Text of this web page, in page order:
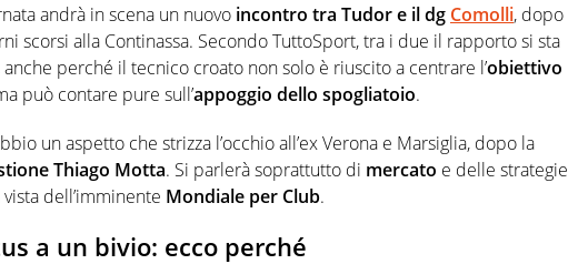
andrà in scena un nuovo incontro tra Tudor e il dg Comolli, dopo
scorsi alla Continassa. Secondo TuttoSport, tra i due il rapporto si sta
perché il tecnico croato non solo è riuscito a centrare l’obiettivo
può contare pure sull’appoggio dello spogliatoio.
un aspetto che strizza l’occhio all’ex Verona e Marsiglia, dopo la
Thiago Motta. Si parlerà soprattutto di mercato e delle strategie
dell’imminente Mondiale per Club.
a un bivio: ecco perché